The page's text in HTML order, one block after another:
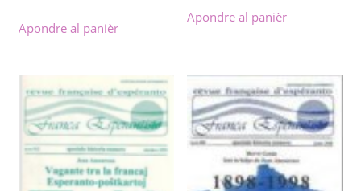
Apondre al panièr
Apondre al panièr